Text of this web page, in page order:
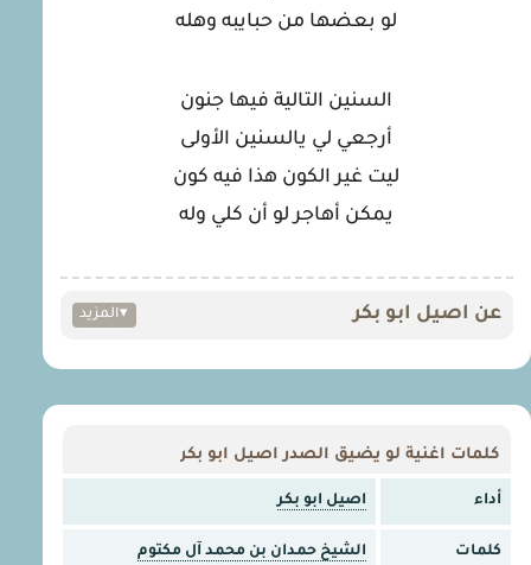
لو بعضها من حبايبه وهله
السنين التالية فيها جنون
أرجعي لي يالسنين الأولى
ليت غير الكون هذا فيه كون
يمكن أهاجر لو أن كلي وله
عن اصيل ابو بكر ▾المزيد
كلمات اغنية لو يضيق الصدر اصيل ابو بكر
أداء اصيل ابو بكر
كلمات الشيخ حمدان بن محمد آل مكتوم